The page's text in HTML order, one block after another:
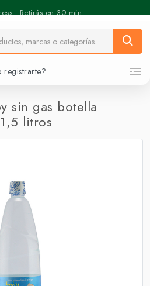
- Retirás en 30 min.
registrarte?
sin gas botella
litros